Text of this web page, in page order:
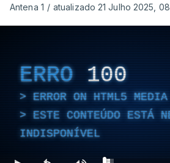
Antena 1 / atualizado 21 Julho 2025,
ERRO 100
ERROR ON HTML5
ESTE CONTEÚDO ESTÁ
INDISPONÍVEL